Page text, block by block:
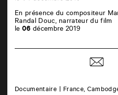
86000
Poitiers
Documentaire France,
En présence du compositeur
Randal Douc, narrateur du film
le 06 décembre 2019
Partager
par